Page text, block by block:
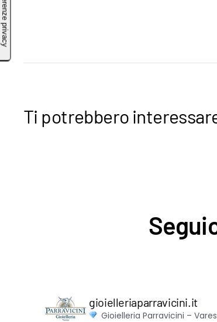
Ti potrebbero
gioielleriaparravicini.it
Gioielleria Parravicini –